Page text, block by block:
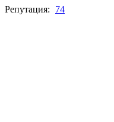
Репутация: 74